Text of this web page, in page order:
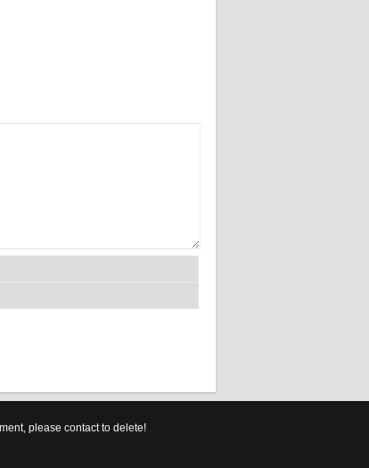
please contact to delete!